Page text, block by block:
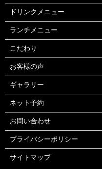
ドリンクメニュー
ランチメニュー
こだわり
お客様の声
ギャラリー
ネット予約
お問い合わせ
プライバシーポリシー
サイトマップ